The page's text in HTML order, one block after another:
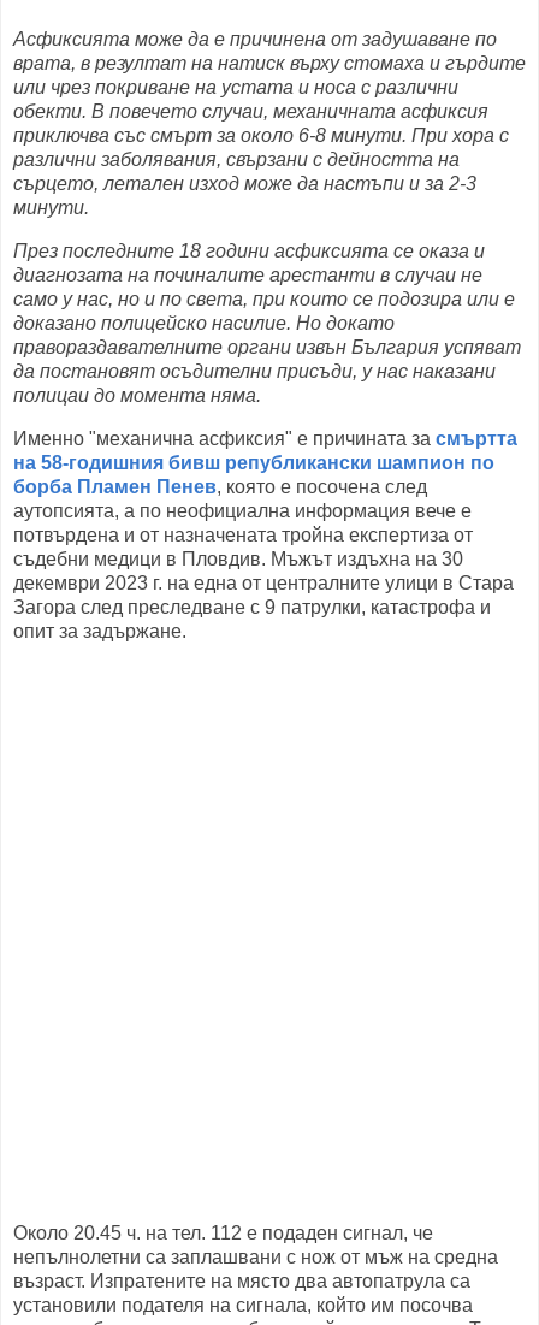
Асфиксията може да е причинена от задушаване по
врата, в резултат на натиск върху стомаха и гърдите
или чрез покриване на устата и носа с различни
обекти. В повечето случаи, механичната асфиксия
приключва със смърт за около 6-8 минути. При хора с
различни заболявания, свързани с дейността на
сърцето, летален изход може да настъпи и за 2-3
минути.
През последните 18 години асфиксията се оказа и
диагнозата на починалите арестанти в случаи не
само у нас, но и по света, при които се подозира или е
доказано полицейско насилие. Но докато
правораздавателните органи извън България успяват
да постановят осъдителни присъди, у нас наказани
полицаи до момента няма.
Именно "механична асфиксия" е причината за смъртта
на 58-годишния бивш републикански шампион по
борба Пламен Пенев, която е посочена след
аутопсията, а по неофициална информация вече е
потвърдена и от назначената тройна експертиза от
съдебни медици в Пловдив. Мъжът издъхна на 30
декември 2023 г. на една от централните улици в Стара
Загора след преследване с 9 патрулки, катастрофа и
опит за задържане.
Около 20.45 ч. на тел. 112 е подаден сигнал, че
непълнолетни са заплашвани с нож от мъж на средна
възраст. Изпратените на място два автопатрула са
установили подателя на сигнала, който им посочва